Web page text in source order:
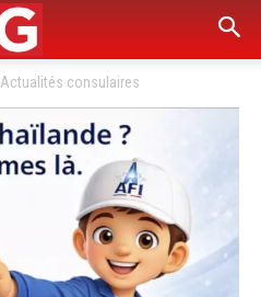
Actualités consulaires